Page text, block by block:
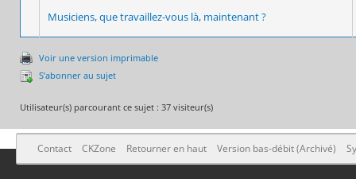
Musiciens, que travaillez-vous là, maintenant ?
Voir une version imprimable
S’abonner au sujet
Utilisateur(s) parcourant ce sujet : 37 visiteur(s)
Contact CKZone Retourner en haut Version bas-débit (Archivé)